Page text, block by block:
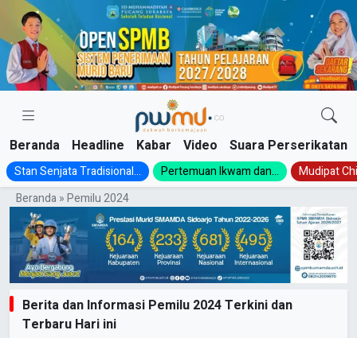
Skip
content
Beranda Headline Kabar Video Suara Perserikatan
Stan Senjata Tradisional... Pertemuan Ikwam dan...
Mudipat
Beranda»Pemilu 2024
Berita dan Informasi Pemilu 2024 Terkini dan
Terbaru Hari ini